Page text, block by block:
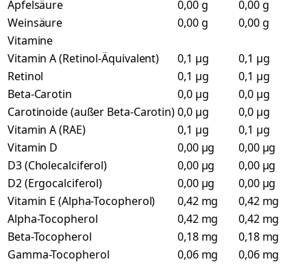
Äpfelsäure
0,00 g
0,00 g
Weinsäure
0,00 g
0,00 g
Vitamine
Vitamin A (Retinol-Äquivalent)
0,1 µg
0,1 µg
Retinol
0,1 µg
0,1 µg
Beta-Carotin
0,0 µg
0,0 µg
Carotinoide (außer Beta-Carotin)0,0 µg
0,0 µg
Vitamin A (RAE)
0,1 µg
0,1 µg
Vitamin D
0,00 µg
0,00 µg
D3 (Cholecalciferol)
0,00 µg
0,00 µg
D2 (Ergocalciferol)
0,00 µg
0,00 µg
Vitamin E (Alpha-Tocopherol)
0,42 mg
0,42 mg
Alpha-Tocopherol
0,42 mg
0,42 mg
Beta-Tocopherol
0,18 mg
0,18 mg
Gamma-Tocopherol
0,06 mg
0,06 mg